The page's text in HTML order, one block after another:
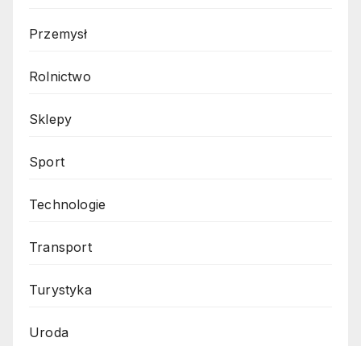
Przemysł
Rolnictwo
Sklepy
Sport
Technologie
Transport
Turystyka
Uroda